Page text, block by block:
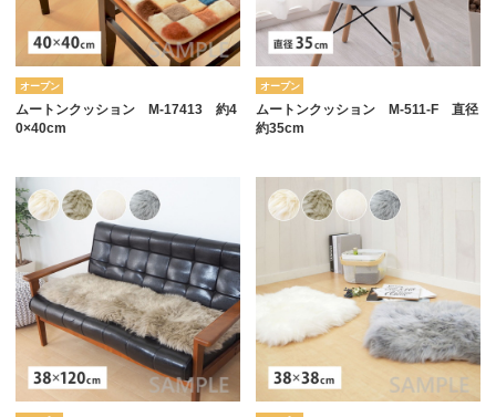
オープン
ムートンクッション M-17413 約4
0×40cm
オープン
ムートンクッション M-511-F 直径
約35cm